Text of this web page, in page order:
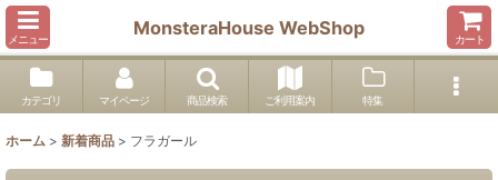
メニュー
MonsteraHouse WebShop
カート
カテゴリ マイページ 商品検索 ご利用案内 特集
ホーム > 新着商品 > フラガール